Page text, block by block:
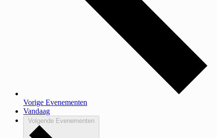
Vorige Evenementen
Vandaag
Volgende Evenementen